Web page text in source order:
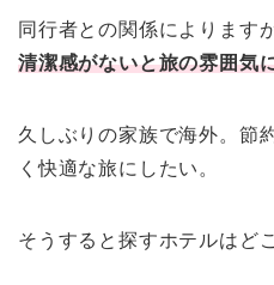
同行者との関係によります
清潔感がないと旅の雰囲気
久しぶりの家族で海外。節
く快適な旅にしたい。
そうすると探すホテルはど